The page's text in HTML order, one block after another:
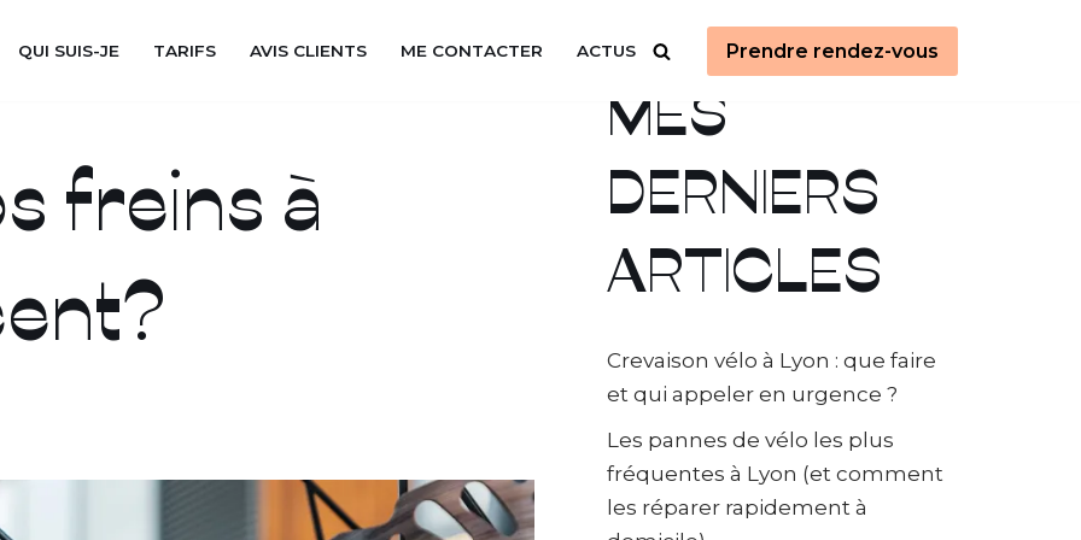
QUI SUIS-JE TARIFS AVIS CLIENTS ME CONTACTER ACTUS Prendre rendez-vous
freins à
MES
DERNIERS
ARTICLES
Crevaison vélo à Lyon : que faire
et qui appeler en urgence ?
Les pannes de vélo les plus
fréquentes à Lyon (et comment
les réparer rapidement à